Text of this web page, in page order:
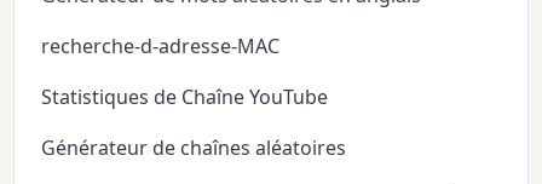
recherche-d-adresse-MAC
Statistiques de Chaîne YouTube
Générateur de chaînes aléatoires